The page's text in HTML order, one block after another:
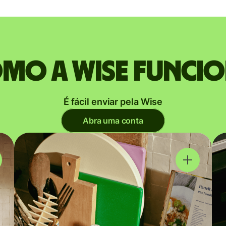
a Wise
É fácil enviar pela Wise
Abra uma conta